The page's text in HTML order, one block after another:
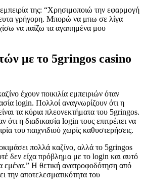
της: “Χρησιμοποιώ την εφαρμογή
γρήγορη. Μπορώ να μπω σε λίγα
να παίζω τα αγαπημένα μου
με το 5gringos casino
έχουν ποικιλία εμπειριών όταν
login. Πολλοί αναγνωρίζουν ότι η
τα κύρια πλεονεκτήματα του 5gringos.
ότι η διαδικασία login τους επιτρέπει να
του παιχνιδιού χωρίς καθυστερήσεις.
πολλά καζίνο, αλλά το 5gringos
δεν είχα πρόβλημα με το login και αυτό
εμένα.” Η θετική ανατροφοδότηση από
την αποτελεσματικότητα του